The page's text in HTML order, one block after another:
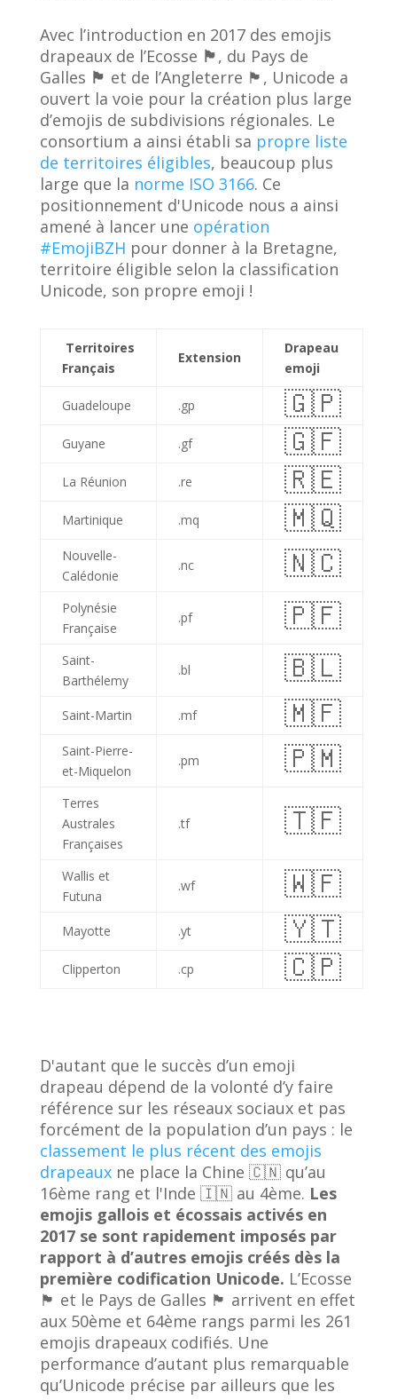
Avec l’introduction en 2017 des emojis
drapeaux de l’Ecosse 🏴󠁧󠁢󠁳󠁣󠁴󠁿, du Pays de
Galles 🏴󠁧󠁢󠁷󠁬󠁳󠁿 et de l’Angleterre 🏴󠁧󠁢󠁥󠁮󠁧󠁿 , Unicode a
ouvert la voie pour la création plus large
d’emojis de subdivisions régionales. Le
consortium a ainsi établi sa propre liste
de territoires éligibles, beaucoup plus
large que la norme ISO 3166. Ce
positionnement d'Unicode nous a ainsi
amené à lancer une opération
#EmojiBZH pour donner à la Bretagne,
territoire éligible selon la classification
Unicode, son propre emoji !
Territoires
Français
Extension
Drapeau
emoji
Guadeloupe .gp 🇬🇵
Guyane .gf 🇬🇫
La Réunion .re 🇷🇪
Martinique .mq 🇲🇶
Nouvelle-
Calédonie
.nc 🇳🇨
Polynésie
Française
.pf 🇵🇫
Saint-
Barthélemy
.bl 🇧🇱
Saint-Martin .mf 🇲🇫
Saint-Pierre-
et-Miquelon
.pm 🇵🇲
Terres
Australes
Françaises
.tf 🇹🇫
Wallis et
Futuna
.wf 🇼🇫
Mayotte .yt 🇾🇹
Clipperton .cp 🇨🇵
D'autant que le succès d’un emoji
drapeau dépend de la volonté d’y faire
référence sur les réseaux sociaux et pas
forcément de la population d’un pays : le
classement le plus récent des emojis
drapeauxne place la Chine 🇨🇳 qu’au
16ème rang et l'Inde 🇮🇳 au 4ème. Les
emojis gallois et écossais activés en
2017 se sont rapidement imposés par
rapport à d’autres emojis créés dès la
première codification Unicode. L’Ecosse
🏴󠁧󠁢󠁳󠁣󠁴󠁿 et le Pays de Galles󠁿 🏴󠁧󠁢󠁷󠁬󠁳󠁿 arrivent en effet
aux 50ème et 64ème rangs parmi les 261
emojis drapeaux codifiés. Une
performance d’autant plus remarquable
qu’Unicode précise par ailleurs que les